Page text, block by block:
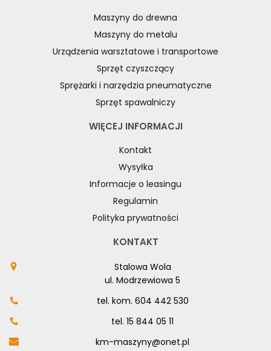
Maszyny do drewna
Maszyny do metalu
Urządzenia warsztatowe i transportowe
Sprzęt czyszczący
Sprężarki i narzędzia pneumatyczne
Sprzęt spawalniczy
WIĘCEJ INFORMACJI
Kontakt
Wysyłka
Informacje o leasingu
Regulamin
Polityka prywatności
KONTAKT
Stalowa Wola
ul. Modrzewiowa 5
tel. kom. 604 442 530
tel. 15 844 05 11
km-maszyny@onet.pl